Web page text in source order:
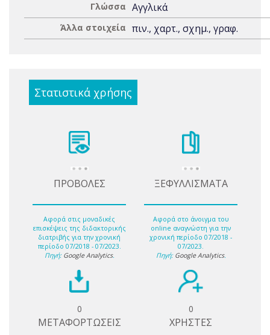
Γλώσσα Αγγλικά
Άλλα στοιχεία πιν., χαρτ., σχημ., γραφ.
Στατιστικά χρήσης
ΠΡΟΒΟΛΕΣ
Αφορά στις μοναδικές
επισκέψεις της διδακτορικής
διατριβής για την χρονική
περίοδο 07/2018 - 07/2023.
Πηγή: Google Analytics.
ΞΕΦΥΛΛΙΣΜΑΤΑ
Αφορά στο άνοιγμα του
online αναγνώστη για την
χρονική περίοδο 07/2018 -
07/2023.
Πηγή: Google Analytics.
0
ΜΕΤΑΦΟΡΤΩΣΕΙΣ
0
ΧΡΗΣΤΕΣ